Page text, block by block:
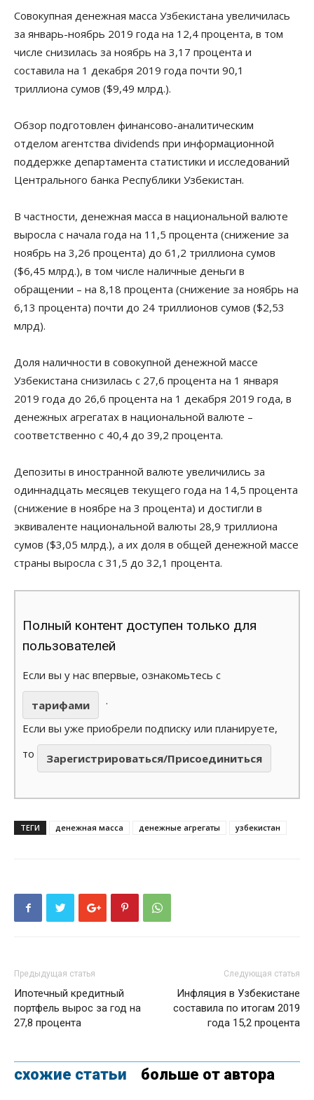
Совокупная денежная масса Узбекистана увеличилась
за январь-ноябрь 2019 года на 12,4 процента, в том
числе снизилась за ноябрь на 3,17 процента и
составила на 1 декабря 2019 года почти 90,1
триллиона сумов ($9,49 млрд.).
Обзор подготовлен финансово-аналитическим
отделом агентства dividends при информационной
поддержке департамента статистики и исследований
Центрального банка Республики Узбекистан.
В частности, денежная масса в национальной валюте
выросла с начала года на 11,5 процента (снижение за
ноябрь на 3,26 процента) до 61,2 триллиона сумов
($6,45 млрд.), в том числе наличные деньги в
обращении – на 8,18 процента (снижение за ноябрь на
6,13 процента) почти до 24 триллионов сумов ($2,53
млрд).
Доля наличности в совокупной денежной массе
Узбекистана снизилась с 27,6 процента на 1 января
2019 года до 26,6 процента на 1 декабря 2019 года, в
денежных агрегатах в национальной валюте –
соответственно с 40,4 до 39,2 процента.
Депозиты в иностранной валюте увеличились за
одиннадцать месяцев текущего года на 14,5 процента
(снижение в ноябре на 3 процента) и достигли в
эквиваленте национальной валюты 28,9 триллиона
сумов ($3,05 млрд.), а их доля в общей денежной массе
страны выросла с 31,5 до 32,1 процента.
Полный контент доступен только для
пользователей
Если вы у нас впервые, ознакомьтесь с
тарифами
.
Если вы уже приобрели подписку или планируете,
то
Зарегистрироваться/Присоединиться
ТЕГИ денежная масса денежные агрегаты узбекистан
Предыдущая статья
Ипотечный кредитный
портфель вырос за год на
27,8 процента
Следующая статья
Инфляция в Узбекистане
составила по итогам 2019
года 15,2 процента
схожие статьи больше от автора